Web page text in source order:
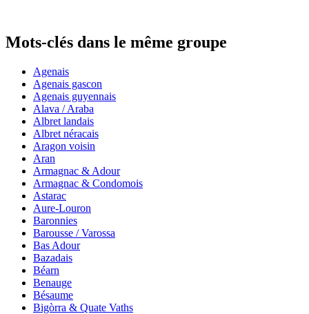
Mots-clés dans le même groupe
Agenais
Agenais gascon
Agenais guyennais
Alava / Araba
Albret landais
Albret néracais
Aragon voisin
Aran
Armagnac & Adour
Armagnac & Condomois
Astarac
Aure-Louron
Baronnies
Barousse / Varossa
Bas Adour
Bazadais
Béarn
Benauge
Bésaume
Bigòrra & Quate Vaths